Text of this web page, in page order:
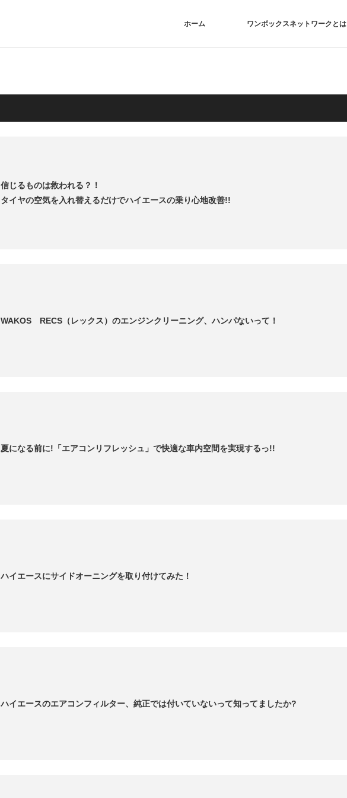
ホーム ワンボックスネットワークとは
信じるものは救われる？！
タイヤの空気を入れ替えるだけでハイエースの乗り心地改善!!
WAKOS RECS（レックス）のエンジンクリーニング、ハンパないって！
夏になる前に!「エアコンリフレッシュ」で快適な車内空間を実現するっ!!
ハイエースにサイドオーニングを取り付けてみた！
ハイエースのエアコンフィルター、純正では付いていないって知ってましたか?